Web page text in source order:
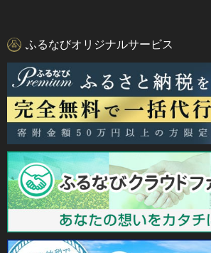
ふるなびオリジナルサービス